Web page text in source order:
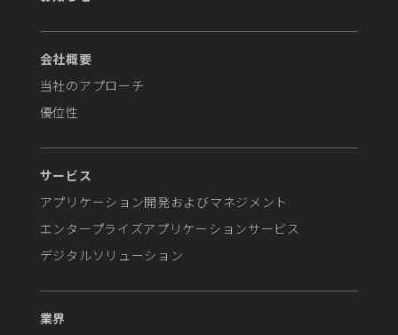
会社概要
当社のアプローチ
優位性
サービス
アプリケーション開発およびマネジメント
エンタープライズアプリケーションサービス
デジタルソリューション
業界